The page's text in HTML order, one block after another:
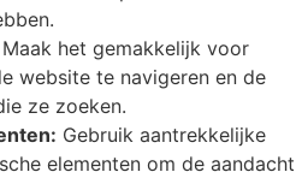
Maak het gemakkelijk voor
website te navigeren en de
ze zoeken.
Gebruik aantrekkelijke
elementen om de aandacht